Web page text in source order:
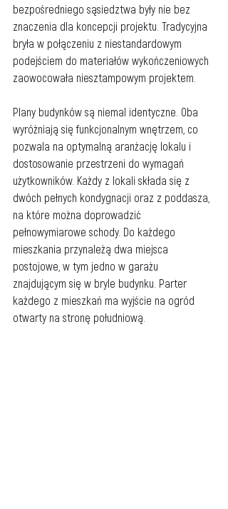
bezpośredniego sąsiedztwa były nie bez
znaczenia dla koncepcji projektu. Tradycyjna
bryła w połączeniu z niestandardowym
podejściem do materiałów wykończeniowych
zaowocowała niesztampowym projektem.
Plany budynków są niemal identyczne. Oba
wyróżniają się funkcjonalnym wnętrzem, co
pozwala na optymalną aranżację lokalu i
dostosowanie przestrzeni do wymagań
użytkowników. Każdy z lokali składa się z
dwóch pełnych kondygnacji oraz z poddasza,
na które można doprowadzić
pełnowymiarowe schody. Do każdego
mieszkania przynależą dwa miejsca
postojowe, w tym jedno w garażu
znajdującym się w bryle budynku. Parter
każdego z mieszkań ma wyjście na ogród
otwarty na stronę południową.